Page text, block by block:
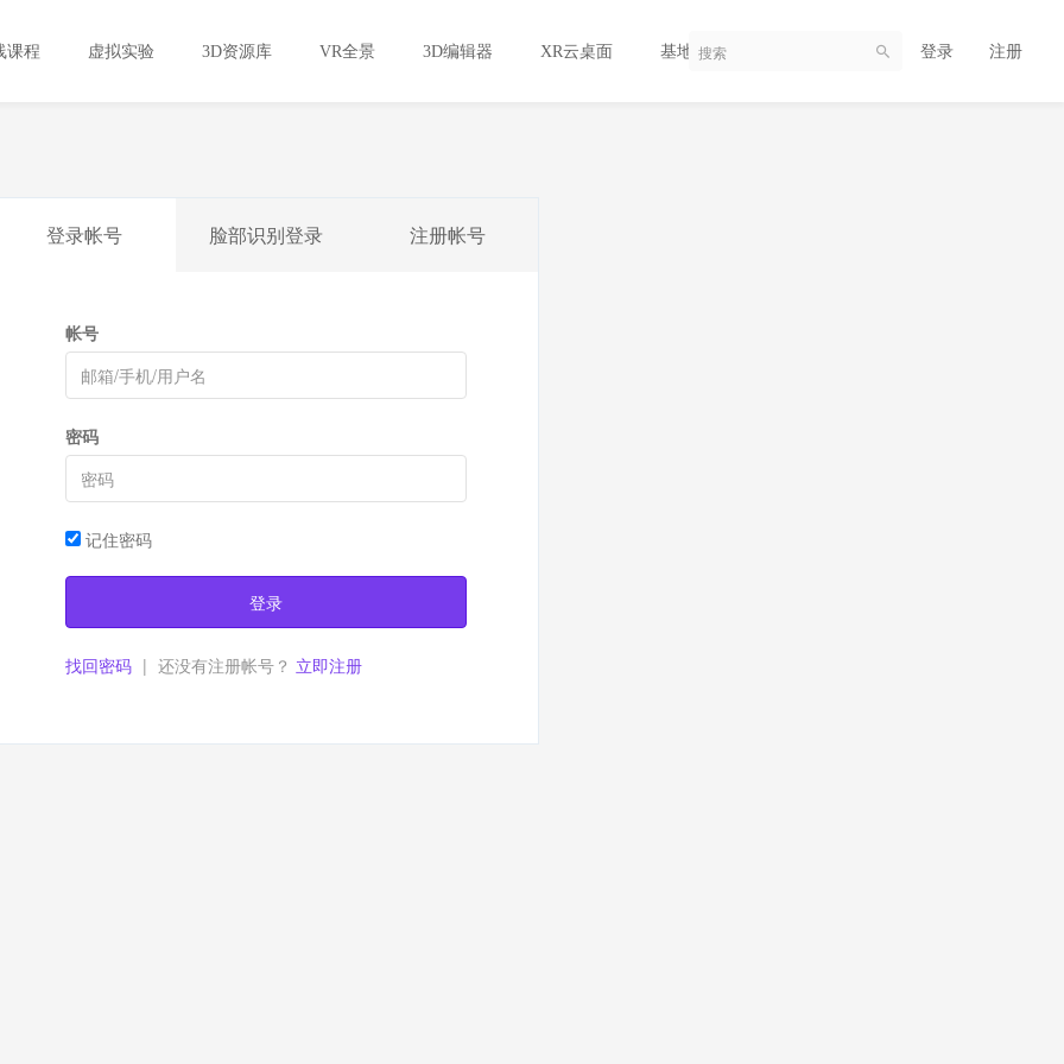
课程 虚拟实验 3D资源库 VR全景 3D编辑器 XR云桌面 基地AI大数据平台 登录 注册
登录帐号 脸部识别登录 注册帐号
帐号
密码
记住密码
登录
找回密码 | 还没有注册帐号？ 立即注册